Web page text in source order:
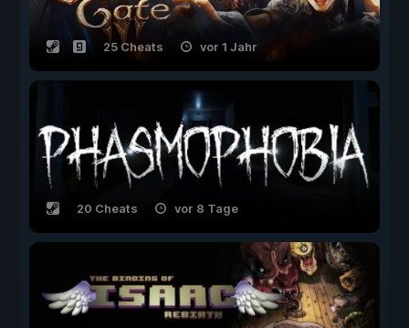
25 Cheats vor 1 Jahr
20 Cheats vor 8 Tage